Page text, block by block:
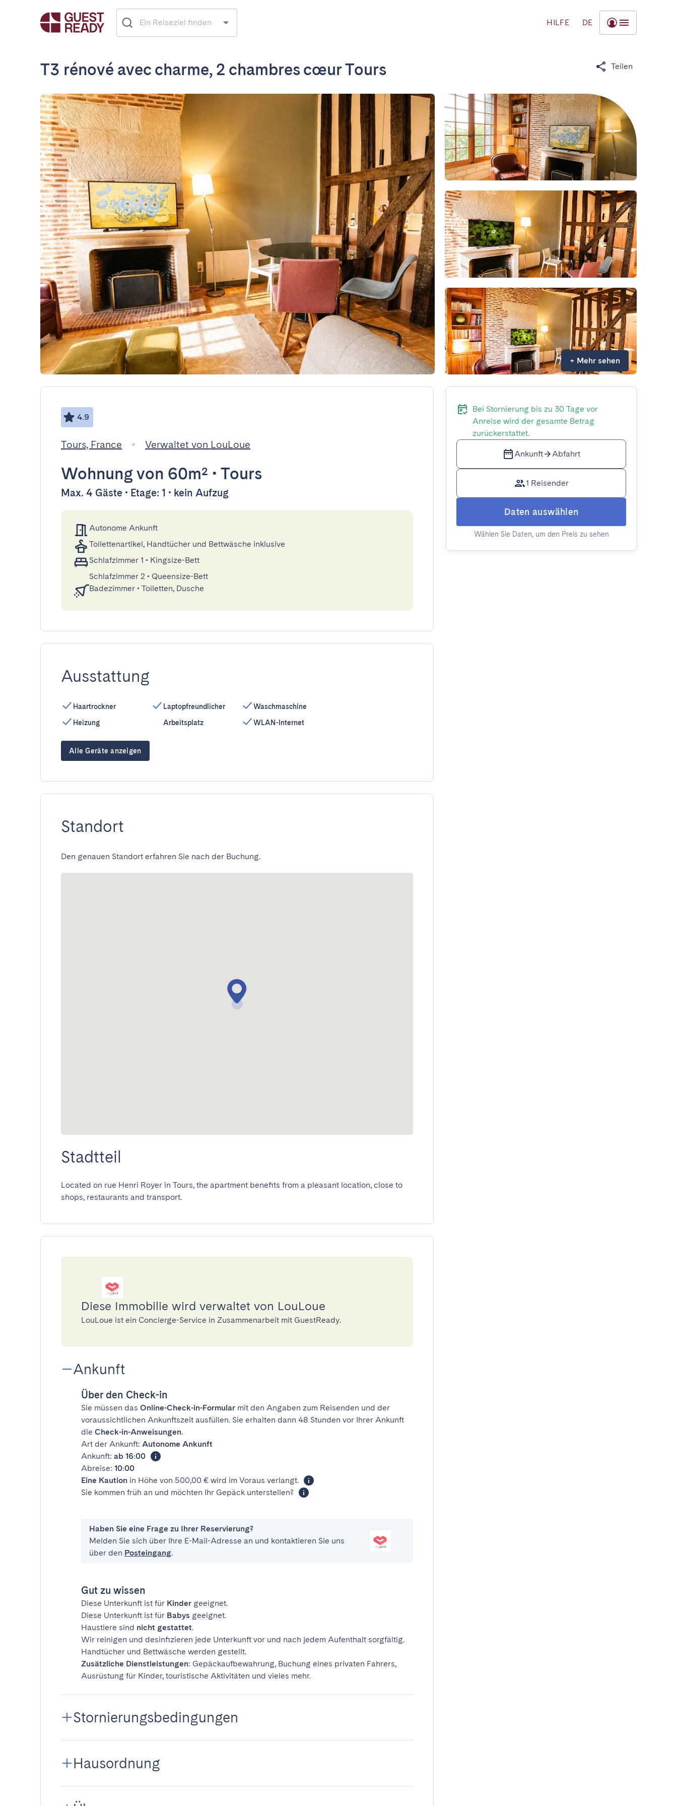
HILFE DE
T3 rénové avec charme, 2 chambres cœur Tours Teilen
+ Mehr sehen
4.9
Tours, France Verwaltet von LouLoue
Wohnungvon 60m² • Tours
Max. 4 Gäste • Etage: 1 • kein Aufzug
Autonome Ankunft
Toilettenartikel, Handtücher und Bettwäsche inklusive
Schlafzimmer 1 • Kingsize-Bett
Schlafzimmer 2 • Queensize-Bett
Badezimmer • Toiletten, Dusche
Ausstattung
Haartrockner
Heizung
Laptopfreundlicher
Arbeitsplatz
Waschmaschine
WLAN-Internet
Alle Geräte anzeigen
Standort
Den genauen Standort erfahren Sie nach der Buchung.
Stadtteil
Located on rue Henri Royer in Tours, the apartment benefits from a pleasant location, close to
shops, restaurants and transport.
Diese Immobilie wird verwaltet von LouLoue
LouLoue ist ein Concierge-Service in Zusammenarbeit mit GuestReady.
Ankunft
Über den Check-in
Sie müssen das Online-Check-in-Formular mit den Angaben zum Reisenden und der
voraussichtlichen Ankunftszeit ausfüllen. Sie erhalten dann 48 Stunden vor Ihrer Ankunft
die Check-in-Anweisungen.
Art der Ankunft: Autonome Ankunft
Ankunft: ab 16:00
Abreise: 10:00
Eine Kaution in Höhe von 500,00 € wird im Voraus verlangt.
Sie kommen früh an und möchten Ihr Gepäck unterstellen?
Haben Sie eine Frage zu Ihrer Reservierung?
Melden Sie sich über Ihre E-Mail-Adresse an und kontaktieren Sie uns
über den Posteingang.
Gut zu wissen
Diese Unterkunft ist für Kinder geeignet.
Diese Unterkunft ist für Babys geeignet.
Haustiere sind nicht gestattet.
Wir reinigen und desinfizieren jede Unterkunft vor und nach jedem Aufenthalt sorgfältig.
Handtücher und Bettwäsche werden gestellt.
Zusätzliche Dienstleistungen: Gepäckaufbewahrung, Buchung eines privaten Fahrers,
Ausrüstung für Kinder, touristische Aktivitäten und vieles mehr.
Stornierungsbedingungen
Hausordnung
Bei Stornierung bis zu 30 Tage vor
Anreise wird der gesamte Betrag
zurückerstattet.
Ankunft Abfahrt
1 Reisender
Daten auswählen
Wählen Sie Daten, um den Preis zu sehen